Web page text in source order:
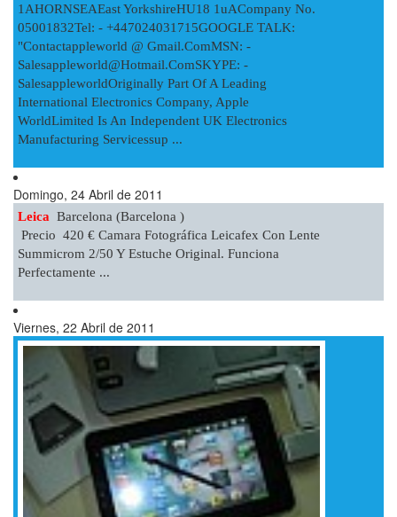
1AHORNSEAEast YorkshireHU18 1uACompany No.
05001832Tel: - +447024031715GOOGLE TALK:
"contactappleworld @ Gmail.comMSN: -
Salesappleworld@hotmail.comSKYPE: -
SalesappleworldOriginally Part Of A Leading
International Electronics Company, Apple
WorldLimited Is An Independent UK Electronics
Manufacturing Servicessup ...
Domingo, 24 Abril de 2011
Leica Barcelona (barcelona )
Precio 420 € Camara Fotográfica Leicafex Con Lente
Summicrom 2/50 Y Estuche Original. Funciona
Perfectamente ...
Viernes, 22 Abril de 2011